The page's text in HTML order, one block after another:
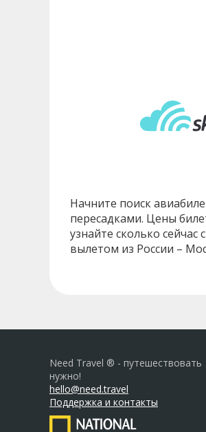
Начните поиск
пересадками. Цены
узнайте сколько
вылетом из России –
Need Travel ® - путешествовать
нужно!
hello@need.travel
Поддержка и контакты